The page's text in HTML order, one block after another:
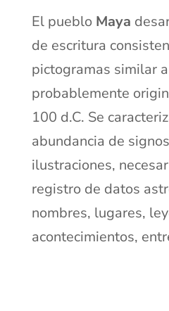
El pueblo Maya
de escritura
pictogramas similar
probablemente
100 d.C. Se
abundancia de
ilustraciones,
registro de datos
nombres, lugares,
acontecimientos,